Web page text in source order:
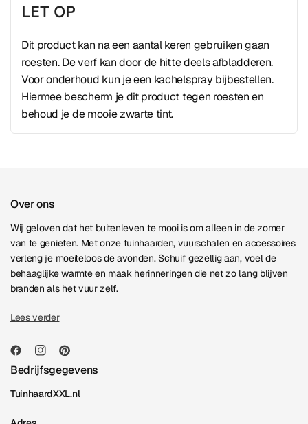
LET OP
Dit product kan na een aantal keren gebruiken gaan
roesten. De verf kan door de hitte deels afbladderen.
Voor onderhoud kun je een kachelspray bijbestellen.
Hiermee bescherm je dit product tegen roesten en
behoud je de mooie zwarte tint.
Over ons
Wij geloven dat het buitenleven te mooi is om alleen in de zomer
van te genieten. Met onze tuinhaarden, vuurschalen en accessoires
verleng je moeiteloos de avonden. Schuif gezellig aan, voel de
behaaglijke warmte en maak herinneringen die net zo lang blijven
branden als het vuur zelf.
Lees verder
Bedrijfsgegevens
TuinhaardXXL.nl